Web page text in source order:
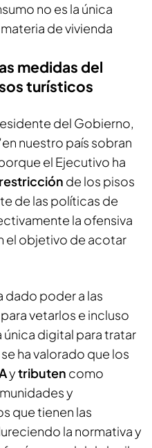
no es la única
de vivienda
medidas del
turísticos
del Gobierno,
nuestro país sobran
el Ejecutivo ha
restricción de los pisos
de las políticas de
la ofensiva
el objetivo de acotar
dado poder a las
vetarlos e incluso
única digital para tratar
ha valorado que los
ytributen como
y
que tienen las
la normativa y